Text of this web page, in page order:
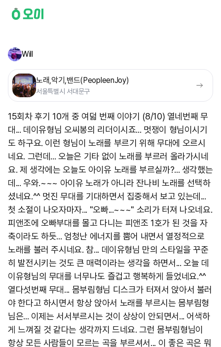
Will
노래,악기,밴드(PeopleenJoy)
서울특별시 서대문구
15회차 후기 10개 중 여덟 번째 이야기 (8/10) 열네번째 무
대... 데이유형님 오씨봉의 리더이시죠... 멋쟁이 형님이시기
도 하구요. 이런 형님이 노래를 부르기 위해 무대에 오르시
네요. 그런데... 오늘은 기타 없이 노래를 부르러 올라가시네
요. 제 생각에는 오늘도 아이유 노래를 부르실까?... 생각했는
데... 우와.~~~ 아이유 노래가 아니라 잔나비 노래를 선택하
셨네요.^^ 멋진 무대를 기대하면서 집중해서 보고 있는데...
첫 소절이 나오자마자... "오빠...~~~" 소리가 터져 나오네요.
피앤조에 오빠부대를 몰고 다니는 피앤조 1호가 된 것을 자
축이라도 하듯... 엄청난 에너지를 뿜어 내면서 열정적으로
노래를 불러 주시네요. 참... 데이유형님 만의 스타일을 꾸준
히 발전시키는 것도 큰 매력이라는 생각을 하면서... 오늘 데
이유형님의 무대를 너무나도 즐겁고 행복하게 들었네요.^^
열다섯번째 무대... 몸부림형님 디스크가 터져서 앉아서 불러
야 한다고 하시면서 항상 앉아서 노래를 부르시는 몸부림형
님은... 이제는 서서부르시는 것이 상상이 안되면서... 어색하
게 느껴질 것 같다는 생각까지 드네요. 그런 몸부림형님이
항상 모든 사람들이 모르는 곡을 부르셔서... 이 좋은 곡은 뭐